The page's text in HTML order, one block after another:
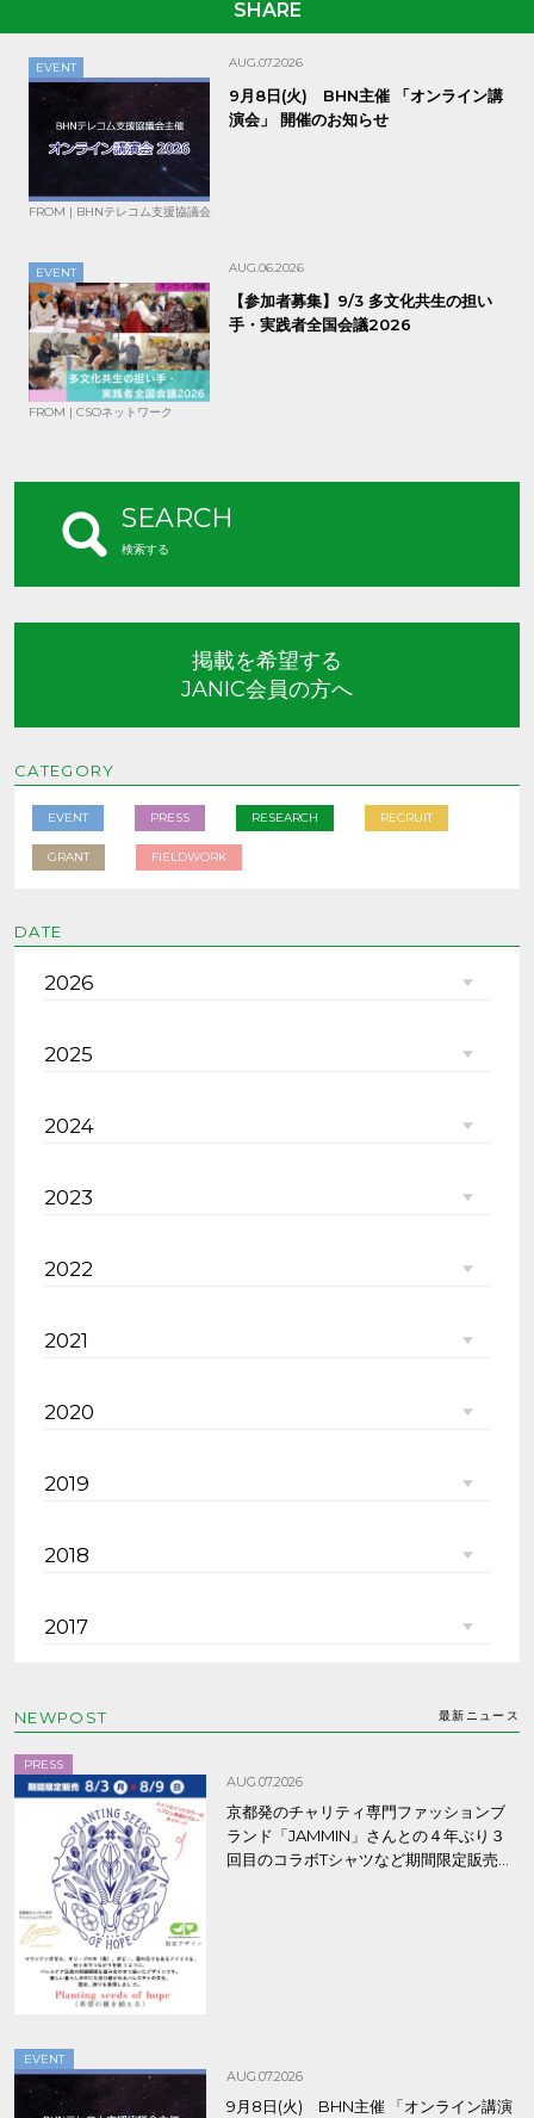
SHARE
EVENT AUG.07.2026
9月8日(火) BHN主催 「オンライン講
演会」 開催のお知らせ
FROM | BHNテレコム支援協議会
EVENT AUG.06.2026
【参加者募集】9/3 多文化共生の担い
手・実践者全国会議2026
FROM | CSOネットワーク
SEARCH
検索する
掲載を希望する
JANIC会員の方へ
CATEGORY
EVENT PRESS RESEARCH RECRUIT
GRANT FIELDWORK
DATE
2026
2025
2024
2023
2022
2021
2020
2019
2018
2017
NEWPOST 最新ニュース
PRESS
AUG.07.2026
京都発のチャリティ専門ファッションブ
ランド「JAMMIN」さんとの４年ぶり３
回目のコラボTシャツなど期間限定販売、
EVENT
AUG.07.2026
9月8日(火) BHN主催 「オンライン講演